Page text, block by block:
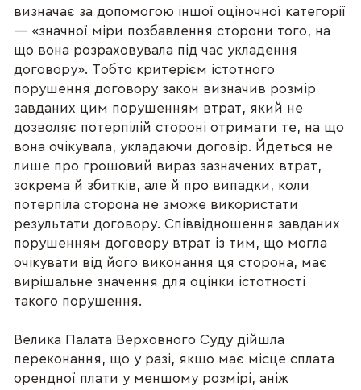
визначає за допомогою іншої оціночної категорії
— «значної міри позбавлення сторони того, на
що вона розраховувала під час укладення
договору». Тобто критерієм істотного
порушення договору закон визначив розмір
завданих цим порушенням втрат, який не
дозволяє потерпілій стороні отримати те, на що
вона очікувала, укладаючи договір. Йдеться не
лише про грошовий вираз зазначених втрат,
зокрема й збитків, але й про випадки, коли
потерпіла сторона не зможе використати
результати договору. Співвідношення завданих
порушенням договору втрат із тим, що могла
очікувати від його виконання ця сторона, має
вирішальне значення для оцінки істотності
такого порушення.
Велика Палата Верховного Суду дійшла
переконання, що у разі, якщо має місце сплата
орендної плати у меншому розмірі, аніж